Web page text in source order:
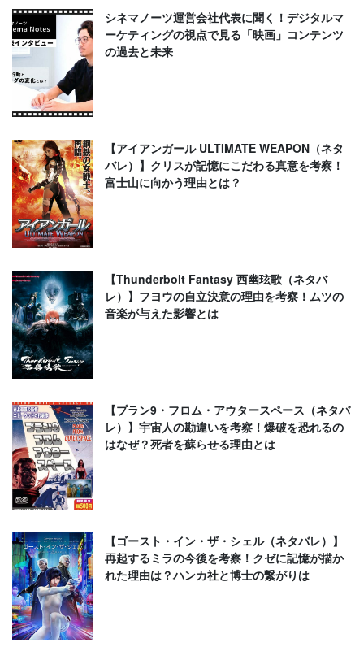
シネマノーツ運営会社代表に聞く！デジタルマ
ーケティングの視点で見る「映画」コンテンツ
の過去と未来
【アイアンガール ULTIMATE WEAPON（ネタ
バレ）】クリスが記憶にこだわる真意を考察！
富士山に向かう理由とは？
【Thunderbolt Fantasy 西幽玹歌（ネタバ
レ）】フヨウの自立決意の理由を考察！ムツの
音楽が与えた影響とは
【プラン9・フロム・アウタースペース（ネタバ
レ）】宇宙人の勘違いを考察！爆破を恐れるの
はなぜ？死者を蘇らせる理由とは
【ゴースト・イン・ザ・シェル（ネタバレ）】
再起するミラの今後を考察！クゼに記憶が描か
れた理由は？ハンカ社と博士の繋がりは